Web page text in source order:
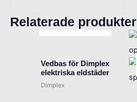
Relaterade produkter
SLUT I LAGER
Vedbas för Dimplex
elektriska eldstäder
Dimplex